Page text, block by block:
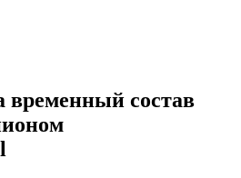
временный состав